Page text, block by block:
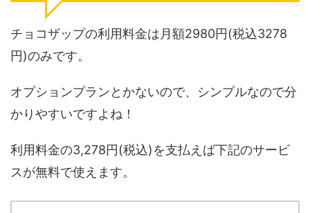
チョコザップの利用料金は月額2980円(税込3278
円)のみです。
オプションプランとかないので、シンプルなので分
かりやすいですよね！
利用料金の3,278円(税込)を支払えば下記のサービ
スが無料で使えます。